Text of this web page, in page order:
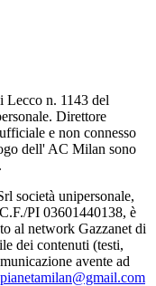
Lecco n. 1143 del
Direttore
e non connesso
dell' AC Milan sono
società unipersonale,
PI 03601440138, è
al network Gazzanet di
dei contenuti (testi,
avente ad